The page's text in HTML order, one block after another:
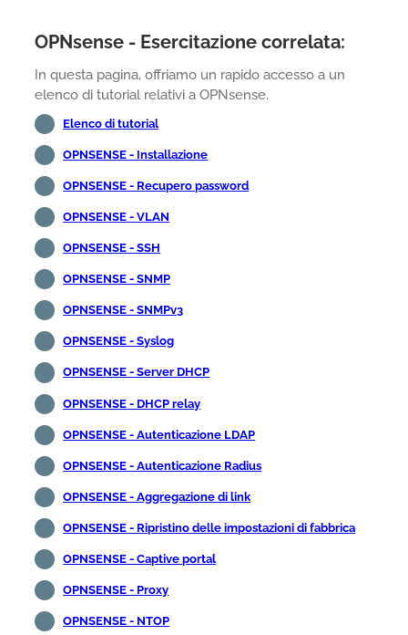
OPNsense - Esercitazione correlata:
In questa pagina, offriamo un rapido accesso a un
elenco di tutorial relativi a OPNsense.
Elenco di tutorial
OPNSENSE - Installazione
OPNSENSE - Recupero password
OPNSENSE - VLAN
OPNSENSE - SSH
OPNSENSE - SNMP
OPNSENSE - SNMPv3
OPNSENSE - Syslog
OPNSENSE - Server DHCP
OPNSENSE - DHCP relay
OPNSENSE - Autenticazione LDAP
OPNSENSE - Autenticazione Radius
OPNSENSE - Aggregazione di link
OPNSENSE - Ripristino delle impostazioni di fabbrica
OPNSENSE - Captive portal
OPNSENSE - Proxy
OPNSENSE - NTOP